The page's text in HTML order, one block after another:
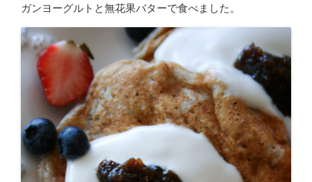
ガンヨーグルトと無花果バターで食べました。